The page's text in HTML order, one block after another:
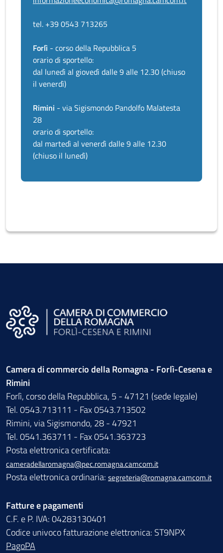
tel. +39 0543 713265
Forlì - corso della Repubblica 5
orario di sportello:
dal lunedì al giovedì dalle 9 alle 12.30 (chiuso
il venerdì)
Rimini - via Sigismondo Pandolfo Malatesta
28
orario di sportello:
dal martedì al venerdì dalle 9 alle 12.30
(chiuso il lunedì)
Camera di commercio della Romagna - Forlì-Cesena e
Rimini
Forlì, corso della Repubblica, 5 - 47121 (sede legale)
Tel. 0543.713111 - Fax 0543.713502
Rimini, via Sigismondo, 28 - 47921
Tel. 0541.363711 - Fax 0541.363723
Posta elettronica certificata:
cameradellaromagna@pec.romagna.camcom.it
Posta elettronica ordinaria: segreteria@romagna.camcom.it
Fatture e pagamenti
C.F. e P. IVA: 04283130401
Codice univoco fatturazione elettronica: ST9NPX
PagoPA